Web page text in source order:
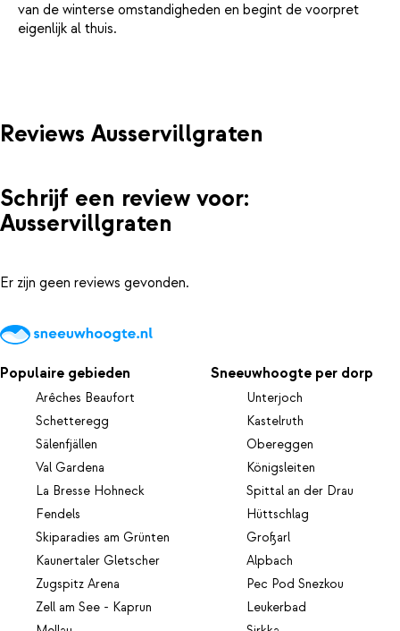
van de winterse omstandigheden en begint de voorpret
eigenlijk al thuis.
Reviews Ausservillgraten
Schrijf een review voor:
Ausservillgraten
Er zijn geen reviews gevonden.
Populaire gebieden
Arêches Beaufort
Schetteregg
Sälenfjällen
Val Gardena
La Bresse Hohneck
Fendels
Skiparadies am Grünten
Kaunertaler Gletscher
Zugspitz Arena
Zell am See - Kaprun
Sneeuwhoogte per dorp
Unterjoch
Kastelruth
Obereggen
Königsleiten
Spittal an der Drau
Hüttschlag
Großarl
Alpbach
Pec Pod Snezkou
Leukerbad